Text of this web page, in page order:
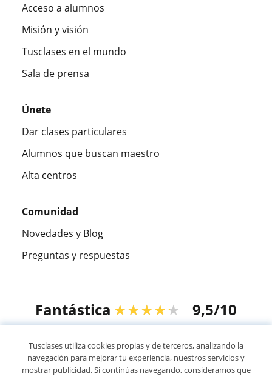
Acceso a alumnos
Misión y visión
Tusclases en el mundo
Sala de prensa
Únete
Dar clases particulares
Alumnos que buscan maestro
Alta centros
Comunidad
Novedades y Blog
Preguntas y respuestas
Fantástica ★★★★★ 9,5/10
© 2007 - 2026 Tusclases.mx
Tusclases utiliza cookies propias y de terceros, analizando la
navegación para mejorar tu experiencia, nuestros servicios y
mostrar publicidad. Si continúas navegando, consideramos que